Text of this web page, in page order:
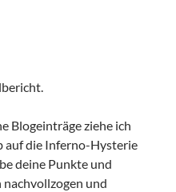
Blogeinträge ziehe ich
auf die Inferno-Hysterie
deine Punkte und
und